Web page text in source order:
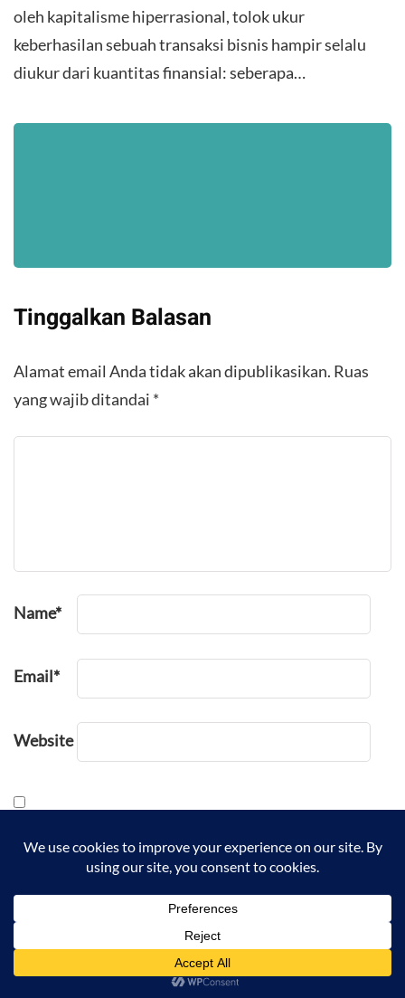
oleh kapitalisme hiperrasional, tolok ukur
keberhasilan sebuah transaksi bisnis hampir selalu
diukur dari kuantitas finansial: seberapa…
Tinggalkan Balasan
Alamat email Anda tidak akan dipublikasikan. Ruas
yang wajib ditandai *
Name*
Email*
Website
peramban ini untuk komentar saya berikutnya.